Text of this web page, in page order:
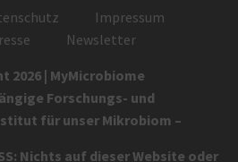
Impressum
Newsletter
2026 | MyMicrobiome
Forschungs- und
für unser Mikrobiom –
Nichts auf dieser Website oder